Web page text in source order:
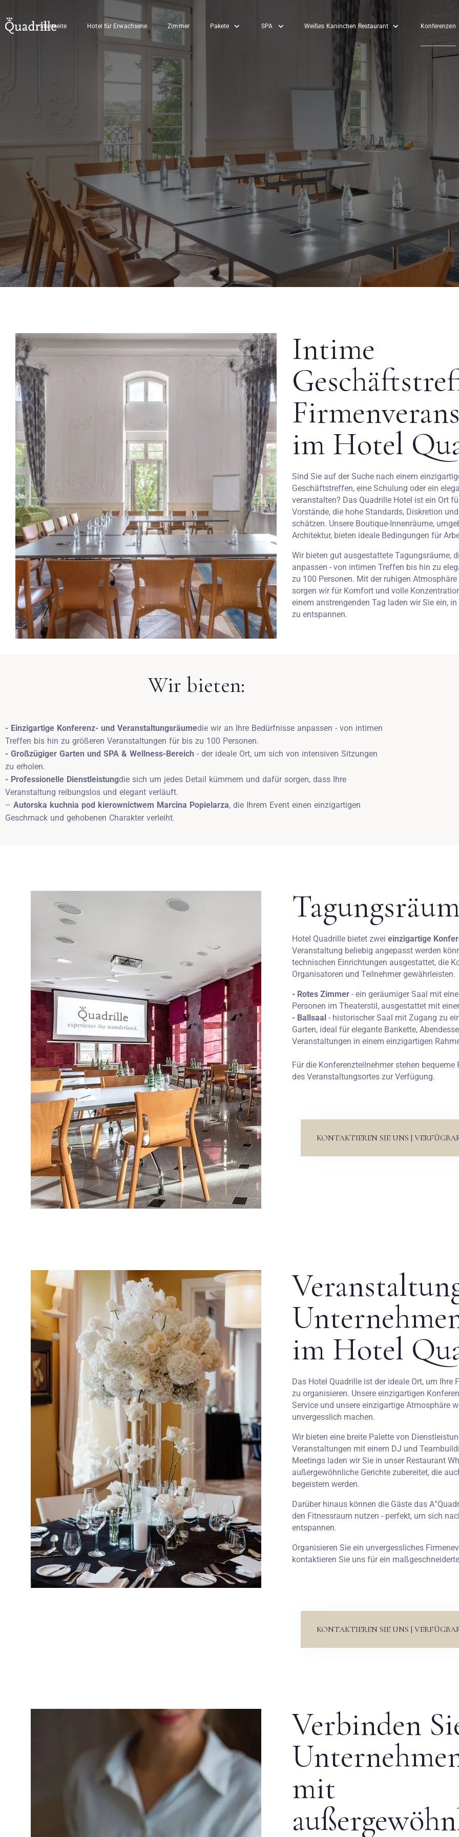
Startseite Hotel für Erwachsene Zimmer Pakete SPA Weißes Kaninchen Restaurant Konferenzen
Intime
im Hotel
Sind Sie auf der Suche nach einem
Geschäftstreffen, eine Schulung oder ein
veranstalten? Das Quadrille Hotel ist ein Ort
Vorstände, die hohe Standards, Diskretion
schätzen. Unsere Boutique-Innenräume,
Architektur, bieten ideale Bedingungen für
Wir bieten gut ausgestattete Tagungsräume,
anpassen - von intimen Treffen bis hin zu
zu 100 Personen. Mit der ruhigen
sorgen wir für Komfort und volle
einem anstrengenden Tag laden wir Sie ein,
zu entspannen.
Wir bieten:
- Einzigartige Konferenz- und Veranstaltungsräumedie wir an Ihre Bedürfnisse anpassen - von intimen
Treffen bis hin zu größeren Veranstaltungen für bis zu 100 Personen.
- Großzügiger Garten und SPA & Wellness-Bereich - der ideale Ort, um sich von intensiven Sitzungen
zu erholen.
- Professionelle Dienstleistungdie sich um jedes Detail kümmern und dafür sorgen, dass Ihre
Veranstaltung reibungslos und elegant verläuft.
– Autorska kuchnia pod kierownictwem Marcina Popielarza, die Ihrem Event einen einzigartigen
Geschmack und gehobenen Charakter verleiht.
Hotel Quadrille bietet zwei einzigartige
Veranstaltung beliebig angepasst werden
technischen Einrichtungen ausgestattet, die
Organisatoren und Teilnehmer gewährleisten.
- Rotes Zimmer - ein geräumiger Saal mit
Personen im Theaterstil, ausgestattet mit
- Ballsaal - historischer Saal mit Zugang zu
Garten, ideal für elegante Bankette,
Veranstaltungen in einem einzigartigen
Für die Konferenzteilnehmer stehen
des Veranstaltungsortes zur Verfügung.
KONTAKTIEREN SIE UNS |
im Hotel
Das Hotel Quadrille ist der ideale Ort, um
zu organisieren. Unsere einzigartigen
Service und unsere einzigartige Atmosphäre
unvergesslich machen.
Wir bieten eine breite Palette von
Veranstaltungen mit einem DJ und
Meetings laden wir Sie in unser Restaurant
außergewöhnliche Gerichte zubereitet, die
begeistern werden.
Darüber hinaus können die Gäste das
den Fitnessraum nutzen - perfekt, um sich
entspannen.
Organisieren Sie ein unvergessliches
kontaktieren Sie uns für ein
KONTAKTIEREN SIE UNS |
Verbinden
mit
Anreise
Erwachsene